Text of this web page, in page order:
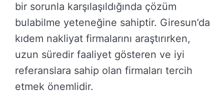
bir sorunla karşılaşıldığında çözüm
bulabilme yeteneğine sahiptir. Giresun’da
kıdem nakliyat firmalarını araştırırken,
uzun süredir faaliyet gösteren ve iyi
referanslara sahip olan firmaları tercih
etmek önemlidir.